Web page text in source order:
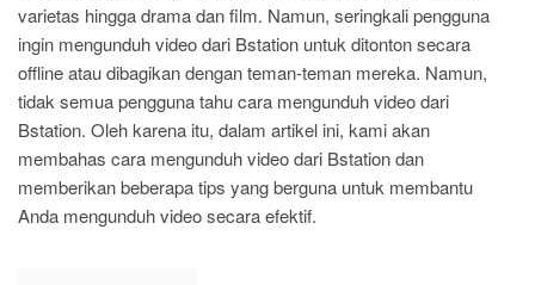
varietas hingga drama dan film. Namun, seringkali pengguna
ingin mengunduh video dari Bstation untuk ditonton secara
offline atau dibagikan dengan teman-teman mereka. Namun,
tidak semua pengguna tahu cara mengunduh video dari
Bstation. Oleh karena itu, dalam artikel ini, kami akan
membahas cara mengunduh video dari Bstation dan
memberikan beberapa tips yang berguna untuk membantu
Anda mengunduh video secara efektif.